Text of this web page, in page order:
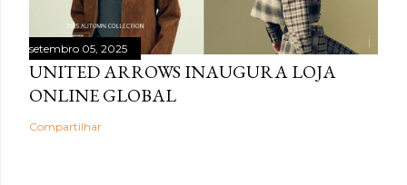
setembro 05, 2025
UNITED ARROWS INAUGURA LOJA
ONLINE GLOBAL
Compartilhar